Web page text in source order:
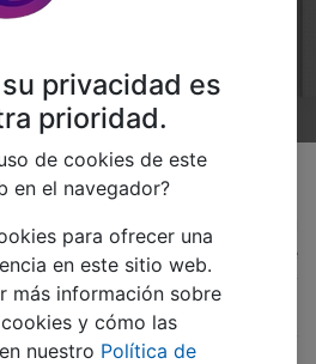
la importancia de proteger tu
personales. Esta Política de
recopilamos, utilizamos y
que nos proporcionas al
de desarrollo de software y
privacidad es
prioridad.
de cookies de este
en el navegador?
para ofrecer una
en este sitio web.
más información sobre
y cómo las
nuestro Política de